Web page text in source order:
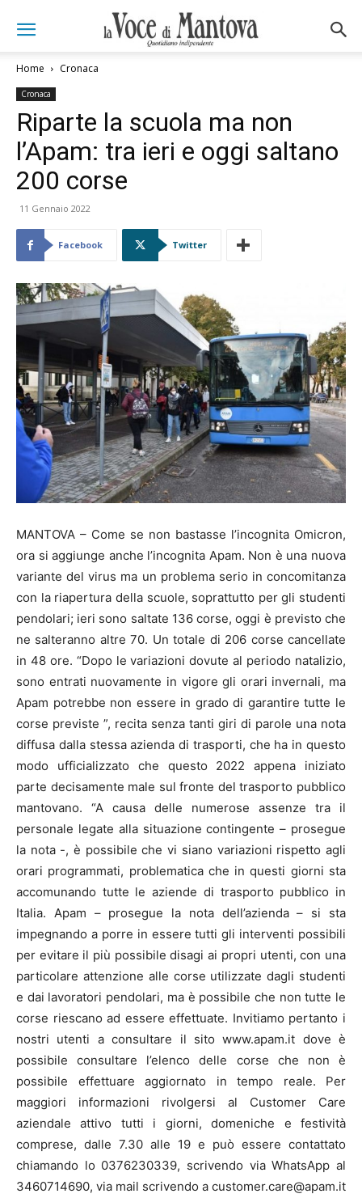
Home Cronaca
Cronaca
Riparte la scuola ma non
l’Apam: tra ieri e oggi saltano
200 corse
11 Gennaio 2022
Facebook Twitter
MANTOVA – Come se non bastasse l’incognita Omicron,
ora si aggiunge anche l’incognita Apam. Non è una nuova
variante del virus ma un problema serio in concomitanza
con la riapertura della scuole, soprattutto per gli studenti
pendolari; ieri sono saltate 136 corse, oggi è previsto che
ne salteranno altre 70. Un totale di 206 corse cancellate
in 48 ore. “Dopo le variazioni dovute al periodo natalizio,
sono entrati nuovamente in vigore gli orari invernali, ma
Apam potrebbe non essere in grado di garantire tutte le
corse previste ”, recita senza tanti giri di parole una nota
diffusa dalla stessa azienda di trasporti, che ha in questo
modo ufficializzato che questo 2022 appena iniziato
parte decisamente male sul fronte del trasporto pubblico
mantovano. “A causa delle numerose assenze tra il
personale legate alla situazione contingente – prosegue
la nota -, è possibile che vi siano variazioni rispetto agli
orari programmati, problematica che in questi giorni sta
accomunando tutte le aziende di trasporto pubblico in
Italia. Apam – prosegue la nota dell’azienda – si sta
impegnando a porre in essere tutti gli interventi possibili
per evitare il più possibile disagi ai propri utenti, con una
particolare attenzione alle corse utilizzate dagli studenti
e dai lavoratori pendolari, ma è possibile che non tutte le
corse riescano ad essere effettuate. Invitiamo pertanto i
nostri utenti a consultare il sito www.apam.it dove è
possibile consultare l’elenco delle corse che non è
possibile effettuare aggiornato in tempo reale. Per
maggiori informazioni rivolgersi al Customer Care
aziendale attivo tutti i giorni, domeniche e festività
comprese, dalle 7.30 alle 19 e può essere contattato
chiamando lo 0376230339, scrivendo via WhatsApp al
3460714690, via mail scrivendo a customer.care@apam.it